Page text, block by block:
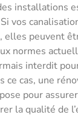
installations
vos
elles peuvent
normes
interdit
ce cas, une
pour
la qualité de